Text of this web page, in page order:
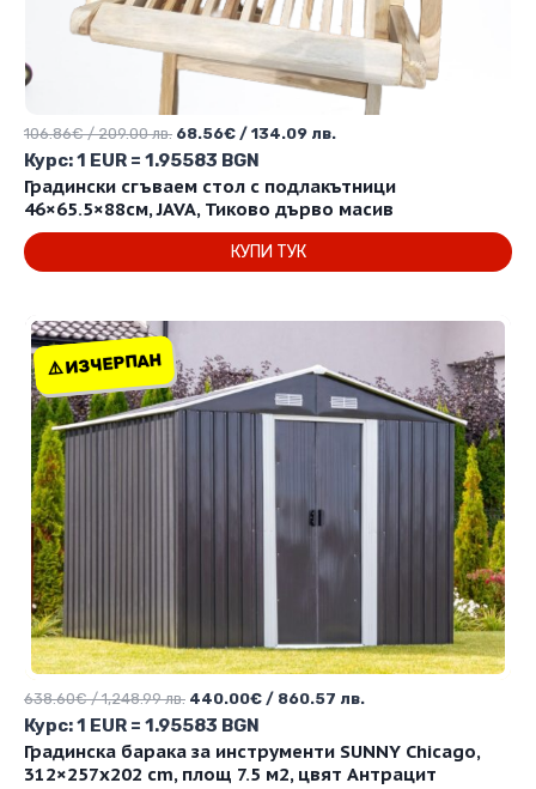
Градински сгъваем стол с подлакътници
46×65.5×88см, JAVA, Тиково дърво масив
106.86€/ 209.00 лв. Original
price
was:
106.86€
/
209.00 лв..
68.56€ / 134.09 лв.Текущата
е:
68.56€
/
Курс: 1 EUR = 1.95583 BGN
КУПИ ТУК
⚠️ ИЗЧЕРПАН
⚠️ ИЗЧЕРПАН
Градинска барака за инструменти SUNNY Chicago,
312×257х202 cm, площ 7.5 м2, цвят Антрацит
638.60€/ 1,248.99 лв. Original
price
was:
638.60€
440.00€ / 860.57 лв.
е:
440.00€
Курс: 1 EUR = 1.95583 BGN